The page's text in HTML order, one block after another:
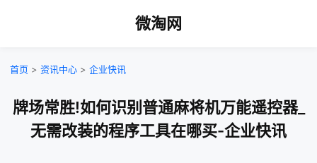
微淘网
首页 > 资讯中心 > 企业快讯
牌场常胜!如何识别普通麻将机万能遥控器_
无需改装的程序工具在哪买-企业快讯